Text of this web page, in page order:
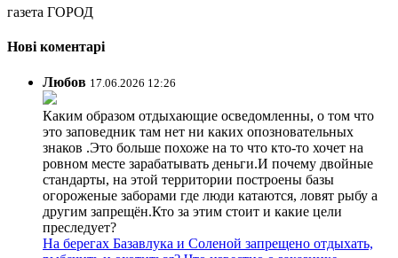
газета ГОРОД
Нові коментарі
Любов 17.06.2026 12:26
Каким образом отдыхающие осведомленны, о том что
это заповедник там нет ни каких опозновательных
знаков .Это больше похоже на то что кто-то хочет на
ровном месте зарабатывать деньги.И почему двойные
стандарты, на этой территории построены базы
огороженые заборами где люди катаются, ловят рыбу а
другим запрещён.Кто за этим стоит и какие цели
преследует?
На берегах Базавлука и Соленой запрещено отдыхать,